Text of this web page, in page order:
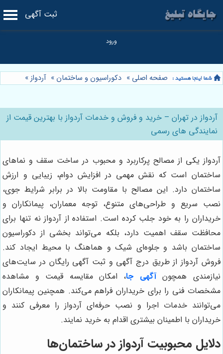
ثبت آگهی
صفحه اصلی » دکوراسیون و ساختمان » آردواز»
آردواز در تهران – خرید و فروش و خدمات آردواز با بهترین قیمت از
نمایندگی های رسمی
آردواز یکی از مصالح پرکاربرد و محبوب در ساخت سقف و نماهای
ساختمان است که نقش مهمی در افزایش دوام، زیبایی و ارزش
ساختمان دارد. این مصالح با مقاومت بالا در برابر شرایط جوی،
نصب سریع و طراحی‌های متنوع، توجه معماران، پیمانکاران و
خریداران را به خود جلب کرده است. استفاده از آردواز نه تنها برای
محافظت سقف اهمیت دارد، بلکه می‌تواند بخشی از دکوراسیون
ساختمان باشد و جلوه‌ای شیک و هماهنگ با محیط ایجاد کند.
فروش آردواز از طریق درج آگهی و ثبت آگهی رایگان در سایت‌های
نیازمندی همچونآگهی جا، امکان مقایسه قیمت و مشاهده
مشخصات فنی را برای خریداران فراهم می‌کند. همچنین پیمانکاران
می‌توانند خدمات اجرا و نصب حرفه‌ای آردواز را معرفی کنند و
خریداران با اطمینان بیشتری اقدام به خرید نمایند.
دلایل محبوبیت آردواز در ساختمان‌ها